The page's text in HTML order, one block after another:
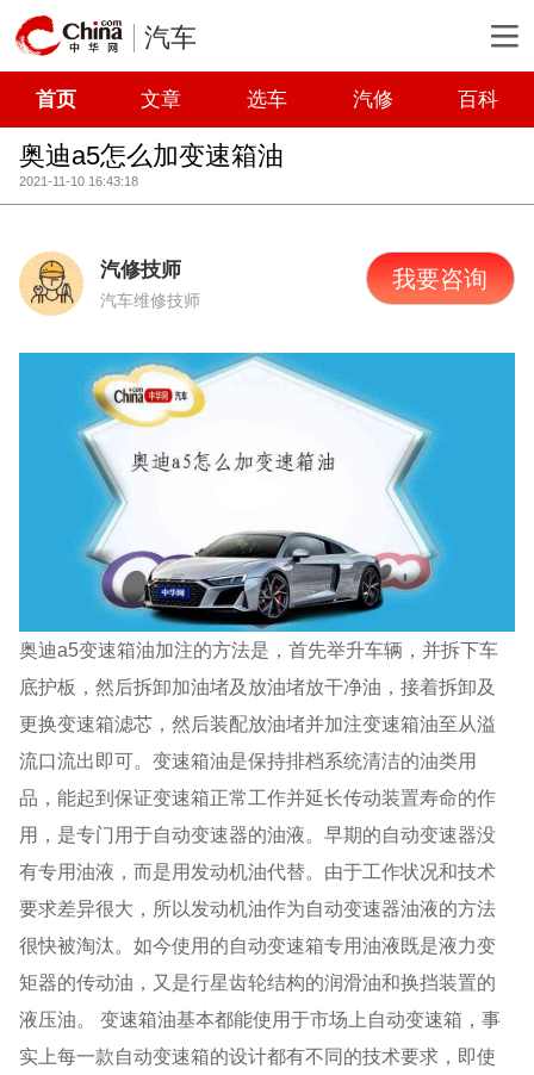
汽车
首页 文章 选车 汽修 百科
奥迪a5怎么加变速箱油
2021-11-10 16:43:18
汽修技师
汽车维修技师
我要咨询
奥迪a5变速箱油加注的方法是，首先举升车辆，并拆下车
底护板，然后拆卸加油堵及放油堵放干净油，接着拆卸及
更换变速箱滤芯，然后装配放油堵并加注变速箱油至从溢
流口流出即可。变速箱油是保持排档系统清洁的油类用
品，能起到保证变速箱正常工作并延长传动装置寿命的作
用，是专门用于自动变速器的油液。早期的自动变速器没
有专用油液，而是用发动机油代替。由于工作状况和技术
要求差异很大，所以发动机油作为自动变速器油液的方法
很快被淘汰。如今使用的自动变速箱专用油液既是液力变
矩器的传动油，又是行星齿轮结构的润滑油和换挡装置的
液压油。 变速箱油基本都能使用于市场上自动变速箱，事
实上每一款自动变速箱的设计都有不同的技术要求，即使